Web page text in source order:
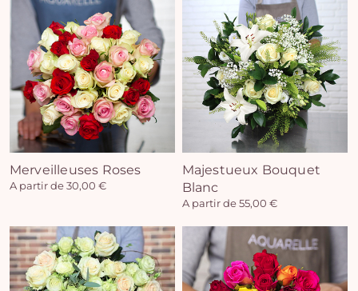
Merveilleuses Roses
A partir de 30,00 €
Majestueux Bouquet
Blanc
A partir de 55,00 €